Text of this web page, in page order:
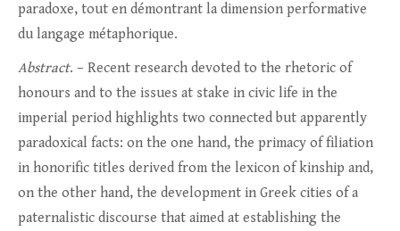
paradoxe, tout en démontrant la dimension performative
du langage métaphorique.
Abstract. – Recent research devoted to the rhetoric of
honours and to the issues at stake in civic life in the
imperial period highlights two connected but apparently
paradoxical facts: on the one hand, the primacy of filiation
in honorific titles derived from the lexicon of kinship and,
on the other hand, the development in Greek cities of a
paternalistic discourse that aimed at establishing the